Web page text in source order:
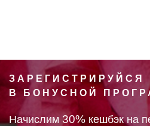
ЗАРЕГИСТРИРУЙСЯ
В БОНУСНОЙ
Начислим 30% кешбэк на